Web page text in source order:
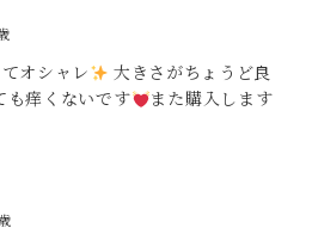
オシャレ
大きさがちょうど良
も痒くないです また購入します